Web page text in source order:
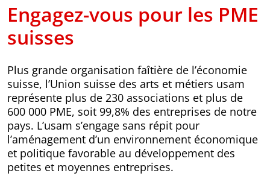
Engagez-vous pour les PME
suisses
Plus grande organisation faîtière de l’économie
suisse, l’Union suisse des arts et métiers usam
représente plus de 230 associations et plus de
600 000 PME, soit 99,8% des entreprises de notre
pays. L’usam s’engage sans répit pour
l’aménagement d’un environnement économique
et politique favorable au développement des
petites et moyennes entreprises.